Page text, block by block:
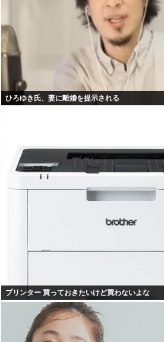
ひろゆき氏、妻に離婚を提示される
プリンター 買っておきたいけど買わないよな